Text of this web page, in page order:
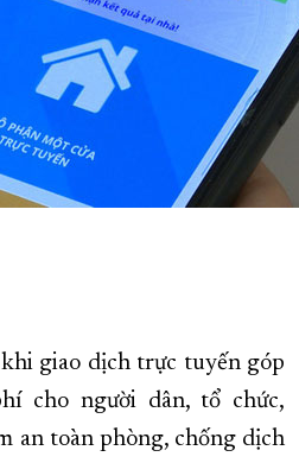
giao dịch trực tuyến góp
cho người dân, tổ chức,
an toàn phòng, chống dịch